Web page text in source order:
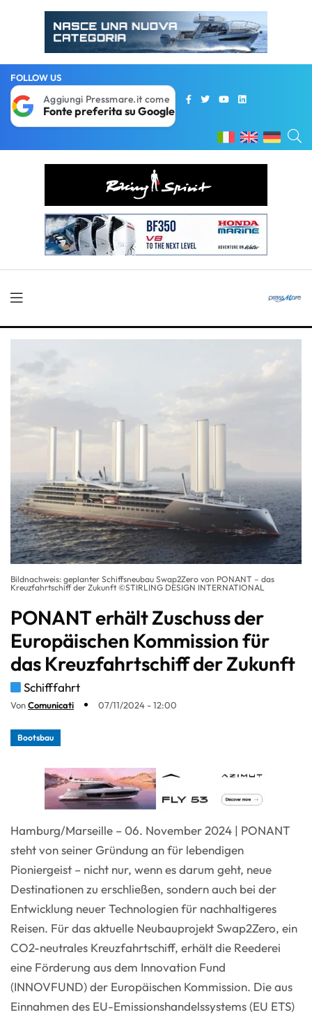
FOLLOW US
Aggiungi Pressmare.it come
Fonte preferita su Google
Bildnachweis: geplanter Schiffsneubau Swap2Zero von PONANT – das
Kreuzfahrtschiff der Zukunft ©STIRLING DESIGN INTERNATIONAL
PONANT erhält Zuschuss der
Europäischen Kommission für
das Kreuzfahrtschiff der Zukunft
Schifffahrt
VonComunicati 07/11/2024 - 12:00
Bootsbau
Hamburg/Marseille – 06. November 2024 | PONANT
steht von seiner Gründung an für lebendigen
Pioniergeist – nicht nur, wenn es darum geht, neue
Destinationen zu erschließen, sondern auch bei der
Entwicklung neuer Technologien für nachhaltigeres
Reisen. Für das aktuelle Neubauprojekt Swap2Zero, ein
CO2-neutrales Kreuzfahrtschiff, erhält die Reederei
eine Förderung aus dem Innovation Fund
(INNOVFUND) der Europäischen Kommission. Die aus
Einnahmen des EU-Emissionshandelssystems (EU ETS)